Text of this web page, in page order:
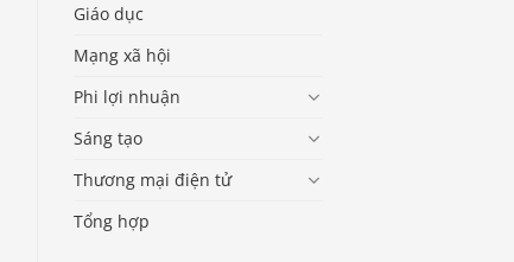
Giáo dục
Mạng xã hội
Phi lợi nhuận
Sáng tạo
Thương mại điện tử
Tổng hợp